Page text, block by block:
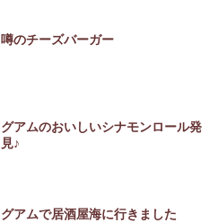
噂のチーズバーガー
グアムのおいしいシナモンロール発
見♪
グアムで居酒屋海に行きました